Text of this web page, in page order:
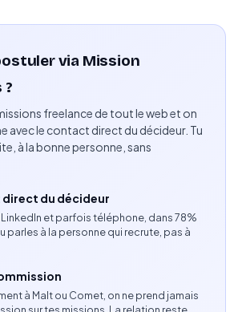
quotidienne entre les partenaires
social basé en Grèce.
les équipes internes afin
commerciaux.
du marché et identifier de
de développement.
en vente et en marketing
via Mission
?
freelance de tout le web et on
avec le contact direct du décideur. Tu
à la bonne personne, sans
du décideur
LinkedIn et parfois téléphone, dans 78%
parles à la personne qui recrute, pas à
à Malt ou Comet, on ne prend jamais